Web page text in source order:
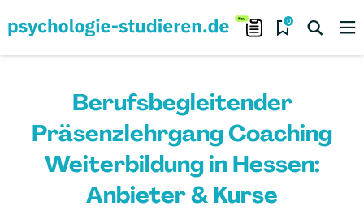
0
Berufsbegleitender
Präsenzlehrgang Coaching
Weiterbildung in Hessen:
Anbieter & Kurse